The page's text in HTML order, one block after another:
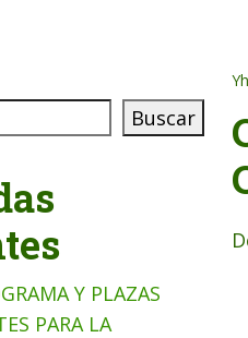
Buscar
Y PLAZAS
PARA LA